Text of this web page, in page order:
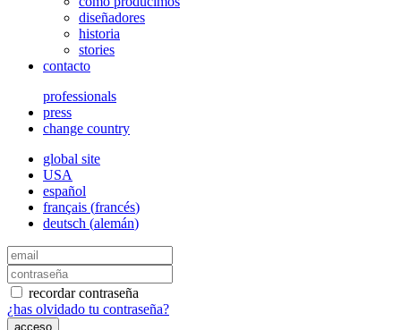
diseñadores
historia
stories
contacto
professionals
press
change country
global site
USA
español
français (francés)
deutsch (alemán)
recordar contraseña
¿has olvidado tu contraseña?